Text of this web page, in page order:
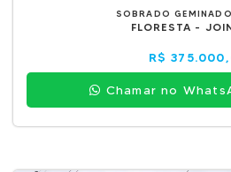
SOBRADO
FLORESTA -
R$
Chamar no